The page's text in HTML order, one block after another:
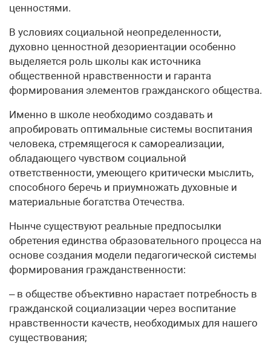
ценностями.
В условиях социальной неопределенности,
духовно ценностной дезориентации особенно
выделяется роль школы как источника
общественной нравственности и гаранта
формирования элементов гражданского общества.
Именно в школе необходимо создавать и
апробировать оптимальные системы воспитания
человека, стремящегося к самореализации,
обладающего чувством социальной
ответственности, умеющего критически мыслить,
способного беречь и приумножать духовные и
материальные богатства Отечества.
Нынче существуют реальные предпосылки
обретения единства образовательного процесса на
основе создания модели педагогической системы
формирования гражданственности:
– в обществе объективно нарастает потребность в
гражданской социализации через воспитание
нравственности качеств, необходимых для нашего
существования;